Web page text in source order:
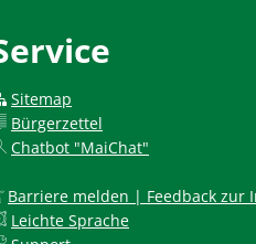
Sitemap
Bürgerzettel
Chatbot "MaiChat"
Barriere melden | Feedback zur
Leichte Sprache